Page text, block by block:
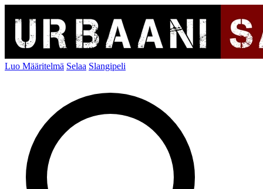
Luo Määritelmä Selaa Slangipeli